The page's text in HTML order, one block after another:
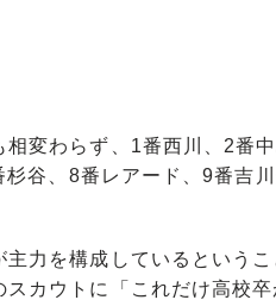
変わらず、1番西川、2番
谷、8番レアード、9番吉
力を構成しているという
カウトに「これだけ高校